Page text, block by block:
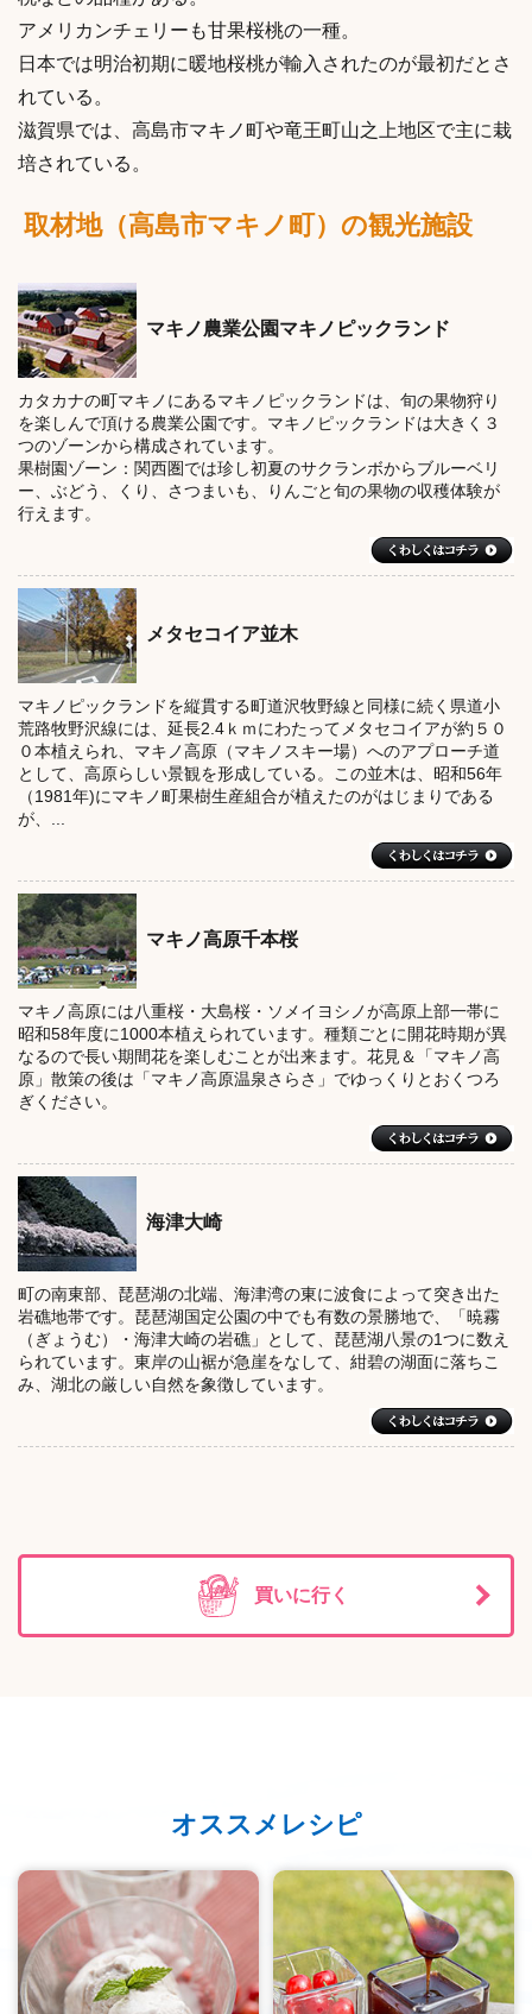
アメリカンチェリーも甘果桜桃の一種。
日本では明治初期に暖地桜桃が輸入されたのが最初だとさ
れている。
滋賀県では、高島市マキノ町や竜王町山之上地区で主に栽
培されている。
取材地（高島市マキノ町）の観光施設
マキノ農業公園マキノピックランド
カタカナの町マキノにあるマキノピックランドは、旬の果物狩り
を楽しんで頂ける農業公園です。マキノピックランドは大きく３
つのゾーンから構成されています。
果樹園ゾーン：関西圏では珍し初夏のサクランボからブルーベリ
ー、ぶどう、くり、さつまいも、りんごと旬の果物の収穫体験が
行えます。
メタセコイア並木
マキノピックランドを縦貫する町道沢牧野線と同様に続く県道小
荒路牧野沢線には、延長2.4ｋｍにわたってメタセコイアが約５０
０本植えられ、マキノ高原（マキノスキー場）へのアプローチ道
として、高原らしい景観を形成している。この並木は、昭和56年
（1981年)にマキノ町果樹生産組合が植えたのがはじまりである
が、...
マキノ高原千本桜
マキノ高原には八重桜・大島桜・ソメイヨシノが高原上部一帯に
昭和58年度に1000本植えられています。種類ごとに開花時期が異
なるので長い期間花を楽しむことが出来ます。花見＆「マキノ高
原」散策の後は「マキノ高原温泉さらさ」でゆっくりとおくつろ
ぎください。
海津大崎
町の南東部、琵琶湖の北端、海津湾の東に波食によって突き出た
岩礁地帯です。琵琶湖国定公園の中でも有数の景勝地で、「暁霧
（ぎょうむ）・海津大崎の岩礁」として、琵琶湖八景の1つに数え
られています。東岸の山裾が急崖をなして、紺碧の湖面に落ちこ
み、湖北の厳しい自然を象徴しています。
買いに行く
オススメレシピ